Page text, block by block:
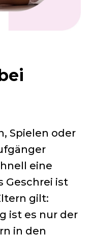
Spielen oder
eine
Geschrei ist
gilt:
ist es nur der
in den